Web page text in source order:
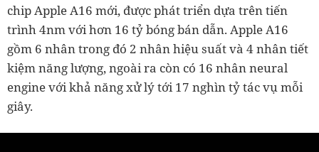
chip Apple A16 mới, được phát triển dựa trên tiến
trình 4nm với hơn 16 tỷ bóng bán dẫn. Apple A16
gồm 6 nhân trong đó 2 nhân hiệu suất và 4 nhân tiết
kiệm năng lượng, ngoài ra còn có 16 nhân neural
engine với khả năng xử lý tới 17 nghìn tỷ tác vụ mỗi
giây.